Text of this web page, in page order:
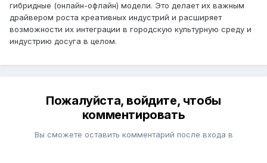
гибридные (онлайн-офлайн) модели. Это делает их важным
драйвером роста креативных индустрий и расширяет
возможности их интеграции в городскую культурную среду и
индустрию досуга в целом.
Пожалуйста, войдите, чтобы
комментировать
Вы сможете оставить комментарий после входа в